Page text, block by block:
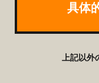
具体
上記以